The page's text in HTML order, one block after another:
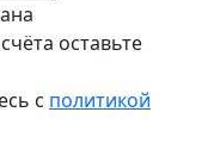
оставьте
с политикой